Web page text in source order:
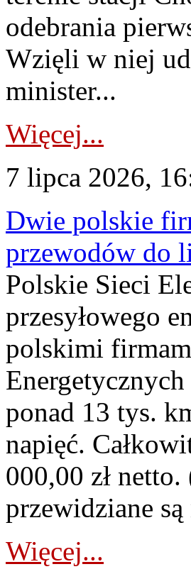
odebrania
Wzięli w niej
minister...
Więcej...
7 lipca 2026,
Dwie polskie
przewodów do
Polskie Sieci
przesyłowego
polskimi
ponad 13 tys.
napięć.
000,00 zł
przewidziane
Więcej...